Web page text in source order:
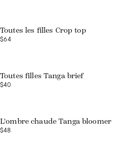
Toutes les filles Crop top
$64
Toutes filles Tanga brief
$40
L'ombre chaude Tanga bloomer
$48